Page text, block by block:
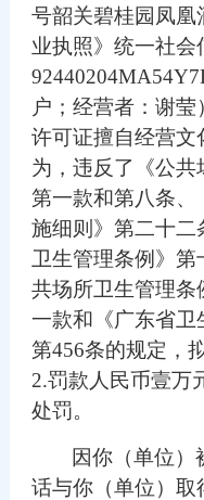
号韶关碧桂园凤凰
业执照》统一社会
户；经营者： 谢莹
许可证擅自经营文
为 ，违反了 《公共
第一款和第八条、
施细则》第二十二
卫生管理条例》 第
共场所卫生管理条
一款和《广东省卫
第456条的规定 ，
2.罚款人民币壹万
处罚。
因你（单位）
话与你（单位）取